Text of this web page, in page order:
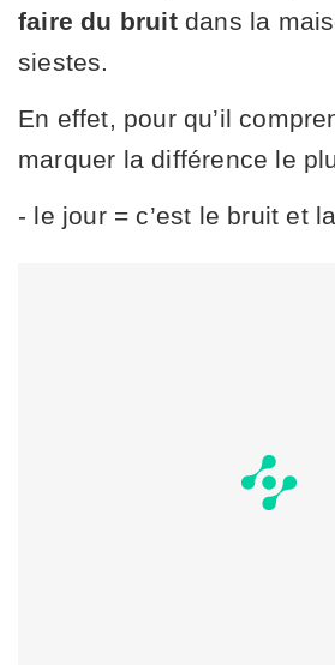
faire du bruitdans la
siestes.
En effet, pour qu’il
marquer la différence le
- le jour = c’est le bruit et